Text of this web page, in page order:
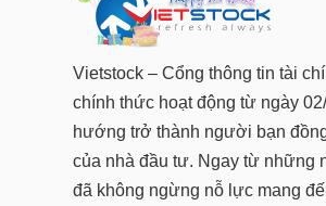
Vietstock – Cổng thông tin tài
chính thức hoạt động từ ngày
hướng trở thành người bạn
của nhà đầu tư. Ngay từ những
đã không ngừng nỗ lực mang